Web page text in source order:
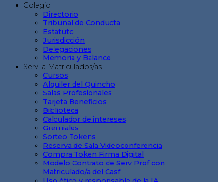
Colegio
Directorio
Tribunal de Conducta
Estatuto
Jurisdicción
Delegaciones
Memoria y Balance
Serv. a Matriculados/as
Cursos
Alquiler del Quincho
Salas Profesionales
Tarjeta Beneficios
Biblioteca
Calculador de intereses
Gremiales
Sorteo Tokens
Reserva de Sala Videoconferencia
Compra Token Firma Digital
Modelo Contrato de Serv Prof con
Matriculado/a del Casf